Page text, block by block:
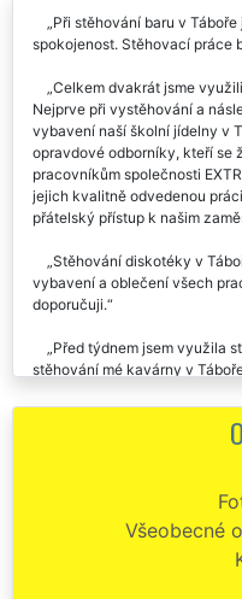
Při stěhování baru v Táboře
Celkem dvakrát jsme
Nejprve při vystěhování a
vybavení naší školní jídelny v
opravdové odborníky, kteří se
pracovníkům společnosti
jejich kvalitně odvedenou
Stěhování diskotéky v
vybavení a oblečení všech
Před týdnem jsem využila
Pánové ze společnosti
stěhovací servis při
Celý průběh stěhování byl
mi i o kompletní demontáž a
restauračního vybavení.
Všeobecné